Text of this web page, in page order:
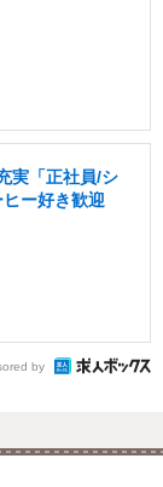
実「正社員/シ
ー好き歓迎
by